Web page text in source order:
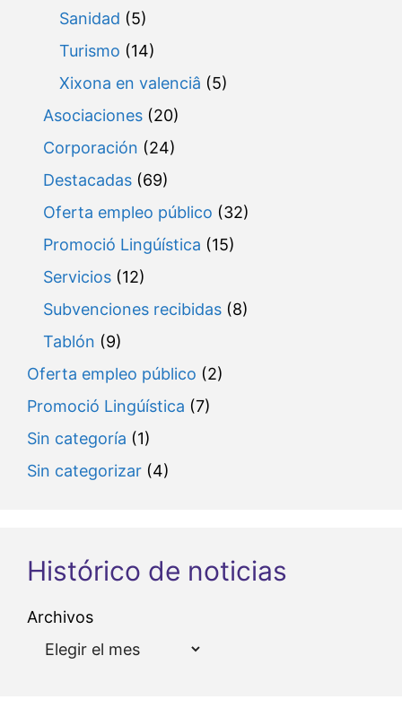
Sanidad (5)
Turismo (14)
Xixona en valenciâ (5)
Asociaciones (20)
Corporación (24)
Destacadas (69)
Oferta empleo público (32)
Promoció Lingúística (15)
Servicios (12)
Subvenciones recibidas (8)
Tablón (9)
Oferta empleo público (2)
Promoció Lingúística (7)
Sin categoría (1)
Sin categorizar (4)
Histórico de noticias
Archivos